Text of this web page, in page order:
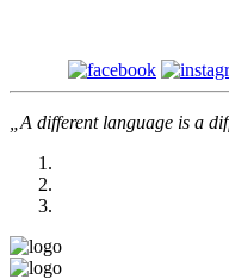
„A different language is a